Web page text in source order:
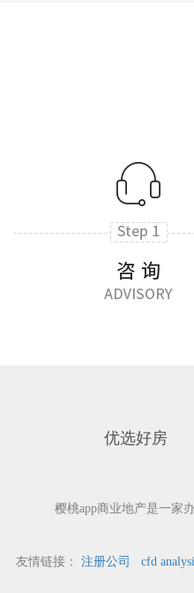
优选好房
樱桃app商业地产是一家办
友情链接： 注册公司 cfd